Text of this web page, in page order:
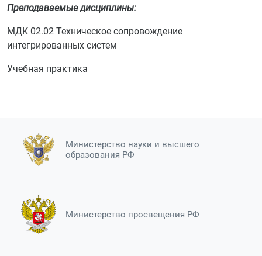
Преподаваемые дисциплины:
МДК 02.02 Техническое сопровождение
интегрированных систем
Учебная практика
Министерство науки и высшего
образования РФ
Министерство просвещения РФ